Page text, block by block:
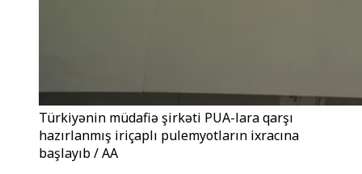
Türkiyənin müdafiə şirkəti PUA-lara qarşı
hazırlanmış iriçaplı pulemyotların ixracına
başlayıb / AA